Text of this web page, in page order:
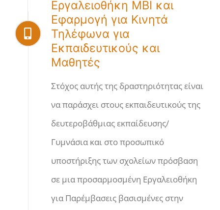
Εργαλειοθήκη MBI και
Εφαρμογή για Κινητά
Τηλέφωνα για
Εκπαιδευτικούς και
Μαθητές
Στόχος αυτής της δραστηριότητας είναι
να παράσχει στους εκπαιδευτικούς της
δευτεροβάθμιας εκπαίδευσης/
Γυμνάσια και στο προσωπικό
υποστήριξης των σχολείων πρόσβαση
σε μια προσαρμοσμένη Εργαλειοθήκη
για Παρέμβασεις βασισμένες στην